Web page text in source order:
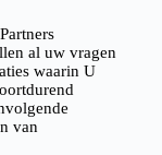
al uw vragen
waarin U
van